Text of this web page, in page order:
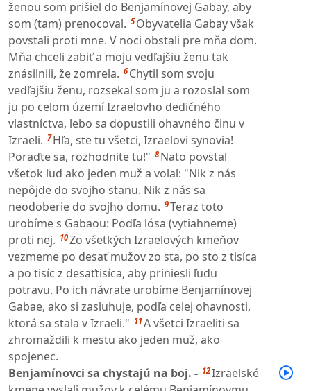
ženou som prišiel do Benjamínovej Gabay, aby
som (tam) prenocoval. 5 Obyvatelia Gabay však
povstali proti mne. V noci obstali pre mňa dom.
Mňa chceli zabiť a moju vedľajšiu ženu tak
znásilnili, že zomrela. 6 Chytil som svoju
vedľajšiu ženu, rozsekal som ju a rozoslal som
ju po celom území Izraelovho dedičného
vlastníctva, lebo sa dopustili ohavného činu v
Izraeli. 7 Hľa, ste tu všetci, Izraelovi synovia!
Poraďte sa, rozhodnite tu!" 8 Nato povstal
všetok ľud ako jeden muž a volal: "Nik z nás
nepôjde do svojho stanu. Nik z nás sa
neodoberie do svojho domu. 9Teraz toto
urobíme s Gabaou: Podľa lósa (vytiahneme)
proti nej. 10Zo všetkých Izraelových kmeňov
vezmeme po desať mužov zo sta, po sto z tisíca
a po tisíc z desaťtisíca, aby priniesli ľudu
potravu. Po ich návrate urobíme Benjamínovej
Gabae, ako si zasluhuje, podľa celej ohavnosti,
ktorá sa stala v Izraeli." 11A všetci Izraeliti sa
zhromaždili k mestu ako jeden muž, ako
spojenec.
Benjamínovci sa chystajú na boj. - 12Izraelské